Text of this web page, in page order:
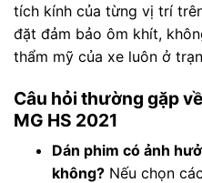
tích kính của từng vị trí
đặt đảm bảo ôm khít,
thẩm mỹ của xe luôn ở
Câu hỏi thường gặp
MG HS 2021
Dán phim có ảnh
không?Nếu chọn